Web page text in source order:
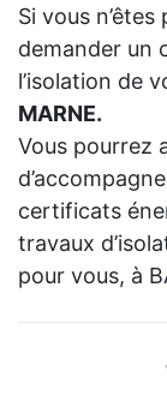
Si vous
demander un
l’isolation de
MARNE.
Vous pourrez
certificats
travaux
pour vous, à